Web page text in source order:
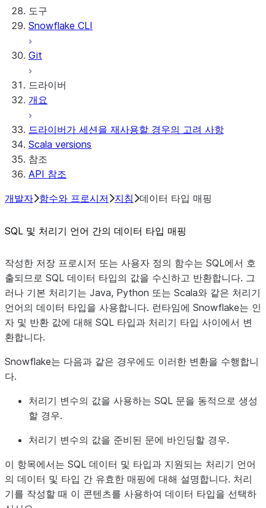
Secrets and configuration
Row access policies
도구
Snowflake CLI
Git
드라이버
개요
드라이버가 세션을 재사용할 경우의 고려 사항
Scala versions
참조
API 참조
개발자 함수와 프로시저 지침 데이터 타입 매핑
SQL 및 처리기 언어 간의 데이터 타입 매핑
작성한 저장 프로시저 또는 사용자 정의 함수는 SQL에서 호
출되므로 SQL 데이터 타입의 값을 수신하고 반환합니다. 그
러나 기본 처리기는 Java, Python 또는 Scala와 같은 처리기
언어의 데이터 타입을 사용합니다. 런타임에 Snowflake는 인
자 및 반환 값에 대해 SQL 타입과 처리기 타입 사이에서 변
환합니다.
Snowflake는 다음과 같은 경우에도 이러한 변환을 수행합니
다.
처리기 변수의 값을 사용하는 SQL 문을 동적으로 생성
할 경우.
처리기 변수의 값을 준비된 문에 바인딩할 경우.
이 항목에서는 SQL 데이터 및 타입과 지원되는 처리기 언어
의 데이터 및 타입 간 유효한 매핑에 대해 설명합니다. 처리
기를 작성할 때 이 콘텐츠를 사용하여 데이터 타입을 선택하